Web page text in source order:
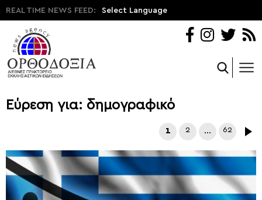
REAL TIME NEWS FEED: Select Language
Εύρεση για: δημογραφικό
1 2 … 62